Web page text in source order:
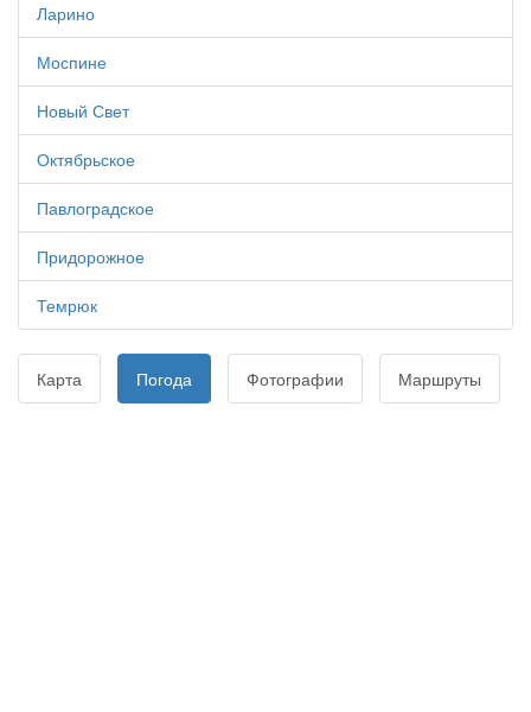
Ларино
Моспине
Новый Свет
Октябрьское
Павлоградское
Придорожное
Темрюк
Карта Погода Фотографии Маршруты